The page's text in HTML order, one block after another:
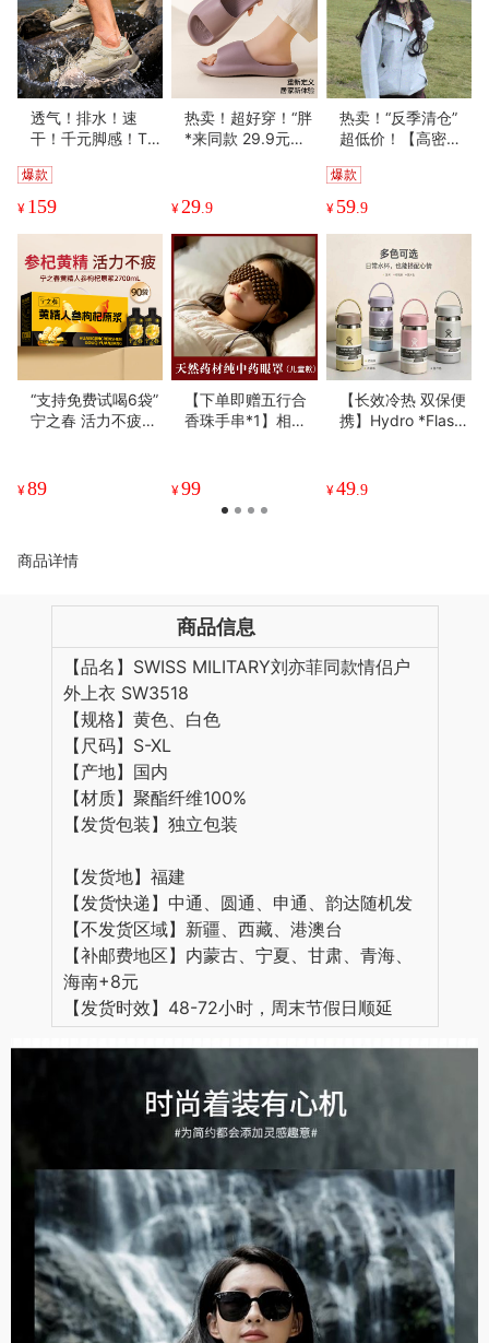
透气！排水！速
干！千元脚感！TE
趣野/驰野系列 溯溪
鞋 浙江省游泳队指
爆款
¥ 159
热卖！超好穿！“胖
*来同款 29.9元到
女款 加厚鞋底 轻盈
¥29.9
热卖！“反季清仓”
超低价！【高密度
Schenvega轻量情
侣山系户外防风冲
爆款
¥ 59.9
“支持免费试喝6袋”
宁之春 活力不疲黄
¥89
【下单即赠五行合
香珠手串*1】相合
计佩戴稳固
¥99
【长效冷热 双保便
携】Hydro *Flask
负担
¥49.9
商品详情
商品信息
【品名】SWISS MILITARY刘亦菲同款情侣户
外上衣 SW3518
【规格】黄色、白色
【尺码】S-XL
【产地】国内
【材质】聚酯纤维100%
【发货包装】独立包装
【发货地】福建
【发货快递】中通、圆通、申通、韵达随机发
【不发货区域】新疆、西藏、港澳台
【补邮费地区】内蒙古、宁夏、甘肃、青海、
海南+8元
【发货时效】48-72小时，周末节假日顺延